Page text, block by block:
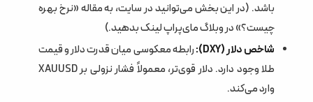
باشد. (در این بخش می‌توانید در سایت، به مقاله «نرخ بهره
چیست؟» در وبلاگ مای‌پراپ لینک بدهید.)
شاخص دلار (DXY):
رابطه معکوسی میان قدرت دلار و قیمت
طلا وجود دارد. دلار قوی‌تر، معمولاً فشار نزولی بر XAUUSD
وارد می‌کند.